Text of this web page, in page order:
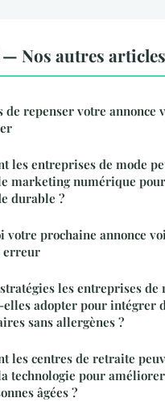
— Nos autres articles
de repenser votre annonce
les entreprises de mode
marketing numérique
durable ?
votre prochaine annonce
erreur
les entreprises de
adopter pour intégrer
sans allergènes ?
les centres de retraite
technologie pour
âgées ?